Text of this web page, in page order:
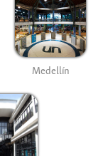
Medellín